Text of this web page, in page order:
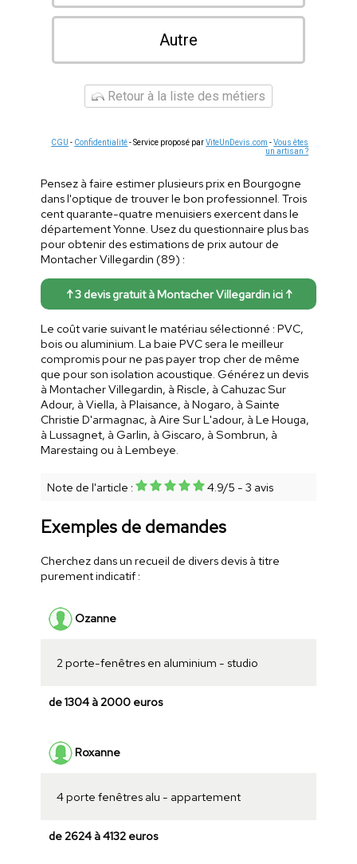
Autre
Retour à la liste des métiers
CGU - Confidentialité- Service proposé parViteUnDevis.com -Vous êtes
un artisan ?
Pensez à faire estimer plusieurs prix en Bourgogne
dans l'optique de trouver le bon professionnel. Trois
cent quarante-quatre menuisiers exercent dans le
département Yonne. Usez du questionnaire plus bas
pour obtenir des estimations de prix autour de
Montacher Villegardin (89) :
↑ 3 devis gratuit à Montacher Villegardin ici ↑
Le coût varie suivant le matériau sélectionné : PVC,
bois ou aluminium. La baie PVC sera le meilleur
compromis pour ne pas payer trop cher de même
que pour son isolation acoustique. Générez un devis
à Montacher Villegardin, à Riscle, à Cahuzac Sur
Adour, à Viella, à Plaisance, à Nogaro, à Sainte
Christie D'armagnac, à Aire Sur L'adour, à Le Houga,
à Lussagnet, à Garlin, à Giscaro, à Sombrun, à
Marestaing ou à Lembeye.
Note de l'article : 4.9/5 - 3 avis
Exemples de demandes
Cherchez dans un recueil de divers devis à titre
purement indicatif :
Ozanne
2 porte-fenêtres en aluminium - studio
de 1304 à 2000 euros
Roxanne
4 porte fenêtres alu - appartement
de 2624 à 4132 euros